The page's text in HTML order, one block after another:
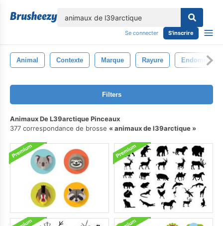
Se connecter S'inscrire
Animal Contexte Marque Rayure Endommagé
Filters
Animaux De L39arctique Pinceaux
377 correspondance de brosse
animaux de l39arctique